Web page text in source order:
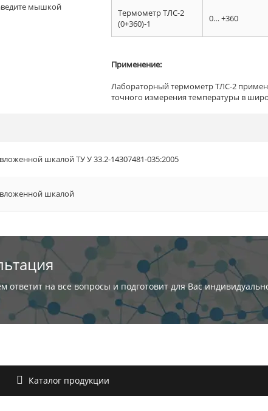
мышкой
Термометр ТЛС-2
(0+360)-1
0… +360
Применение:
Лабораторный термометр ТЛС-2
точного измерения температуры в
шкалой ТУ У 33.2-14307481-035:2005
шкалой
ответит на все вопросы и подготовит для Вас
Каталог продукции